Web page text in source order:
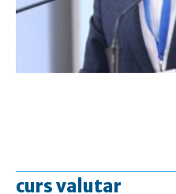
curs valutar